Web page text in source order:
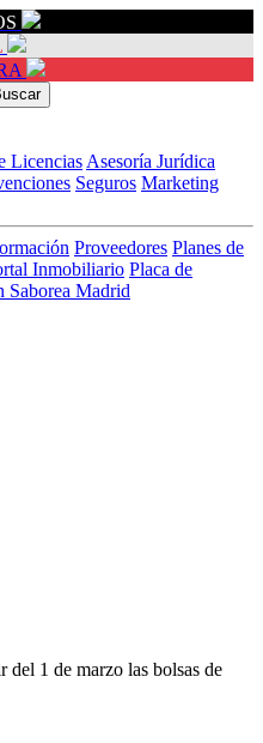
Licencias Asesoría Jurídica
Seguros Marketing
Proveedores Planes de
Inmobiliario Placa de
Saborea Madrid
del 1 de marzo las bolsas de